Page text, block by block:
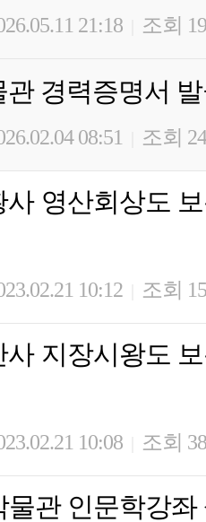
21:18 조회
경력증명서
08:51 조회
영산회상도
10:12 조회
지장시왕도
10:08 조회
물관 인문학강